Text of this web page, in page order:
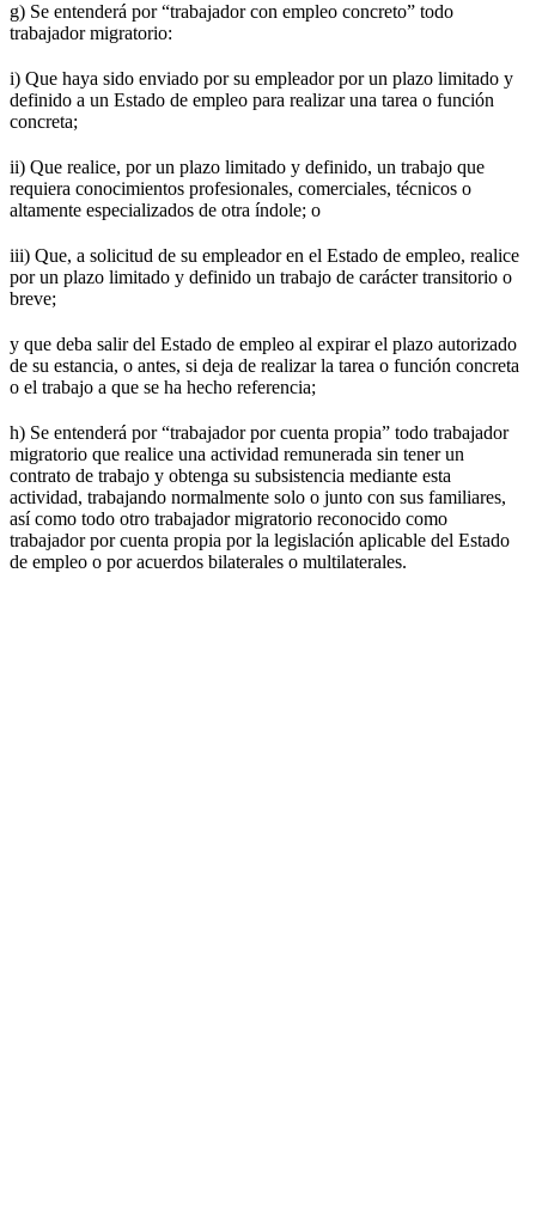
g) Se entenderá por “trabajador con empleo concreto” todo
trabajador migratorio:
i) Que haya sido enviado por su empleador por un plazo limitado y
definido a un Estado de empleo para realizar una tarea o función
concreta;
ii) Que realice, por un plazo limitado y definido, un trabajo que
requiera conocimientos profesionales, comerciales, técnicos o
altamente especializados de otra índole; o
iii) Que, a solicitud de su empleador en el Estado de empleo, realice
por un plazo limitado y definido un trabajo de carácter transitorio o
breve;
y que deba salir del Estado de empleo al expirar el plazo autorizado
de su estancia, o antes, si deja de realizar la tarea o función concreta
o el trabajo a que se ha hecho referencia;
h) Se entenderá por “trabajador por cuenta propia” todo trabajador
migratorio que realice una actividad remunerada sin tener un
contrato de trabajo y obtenga su subsistencia mediante esta
actividad, trabajando normalmente solo o junto con sus familiares,
así como todo otro trabajador migratorio reconocido como
trabajador por cuenta propia por la legislación aplicable del Estado
de empleo o por acuerdos bilaterales o multilaterales.